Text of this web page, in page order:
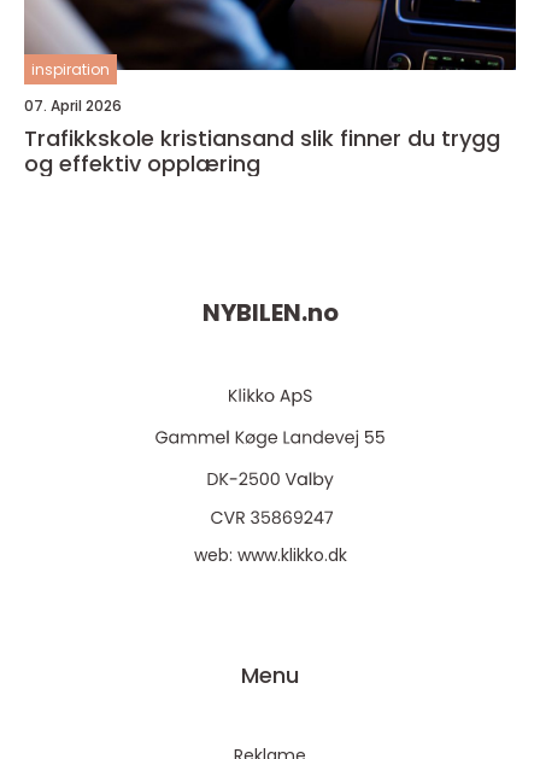
inspiration
07. April 2026
Trafikkskole kristiansand slik finner du trygg
og effektiv opplæring
NYBILEN.no
web: www.klikko.dk
Menu